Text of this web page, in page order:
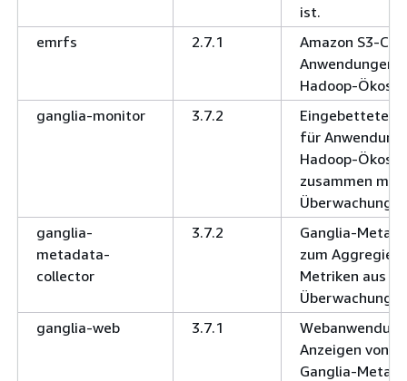
ist.
emrfs
2.7.1
Amazon S3-
Anwendungen
Hadoop-
ganglia-monitor
3.7.2
Eingebetteter
für
Hadoop-
zusammen mit
ganglia-
metadata-
collector
3.7.2
Ganglia-
zum
Metriken aus
ganglia-web
3.7.1
Anzeigen von
Ganglia-